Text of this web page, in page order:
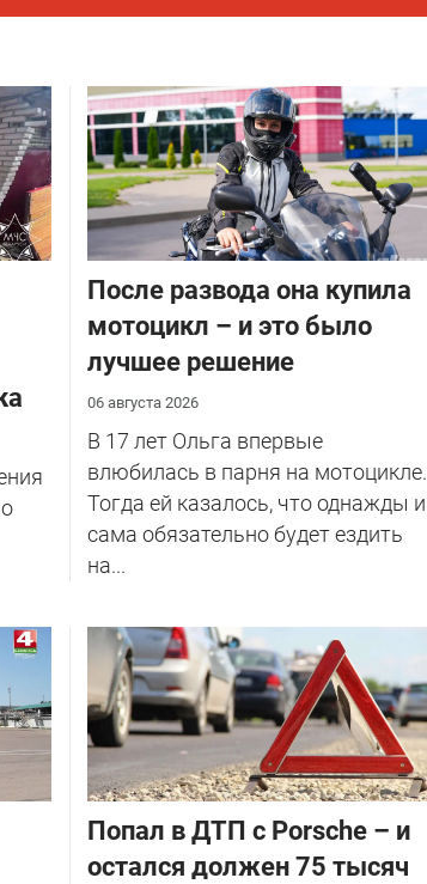
После развода она купила
мотоцикл – и это было
лучшее решение
06 августа 2026
В 17 лет Ольга впервые
влюбилась в парня на мотоцикле.
Тогда ей казалось, что однажды и
сама обязательно будет ездить
на...
​Попал в ДТП с Porsche – и
остался должен 75 тысяч